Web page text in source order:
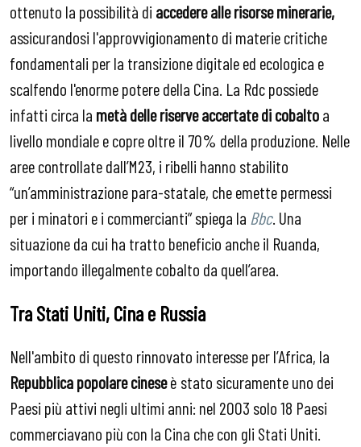
ottenuto la possibilità di accedere alle risorse minerarie,
assicurandosi l'approvvigionamento di materie critiche
fondamentali per la transizione digitale ed ecologica e
scalfendo l'enorme potere della Cina. La Rdc possiede
infatti circa la metà delle riserve accertate di cobaltoa
livello mondiale e copre oltre il 70% della produzione. Nelle
aree controllate dall’M23, i ribelli hanno stabilito
“un’amministrazione para-statale, che emette permessi
per i minatori e i commercianti” spiega la Bbc. Una
situazione da cui ha tratto beneficio anche il Ruanda,
importando illegalmente cobalto da quell’area.
Tra Stati Uniti, Cina e Russia
Nell'ambito di questo rinnovato interesse per l’Africa, la
Repubblica popolare cineseè stato sicuramente uno dei
Paesi più attivi negli ultimi anni: nel 2003 solo 18 Paesi
commerciavano più con la Cina che con gli Stati Uniti.